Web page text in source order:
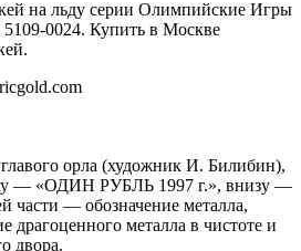
на льду серии Олимпийские Игры
5109-0024. Купить в Москве
орла (художник И. Билибин),
— «ОДИН РУБЛЬ 1997 г.», внизу —
части — обозначение металла,
драгоценного металла в чистоте и
двора.